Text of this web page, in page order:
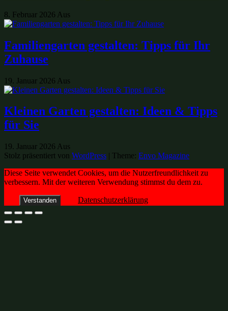
8. Februar 2026 Aus
Familiengarten gestalten: Tipps für Ihr
Zuhause
19. Januar 2026 Aus
Kleinen Garten gestalten: Ideen & Tipps
für Sie
19. Januar 2026 Aus
Stolz präsentiert von WordPress | Theme: Envo Magazine
Diese Seite verwendet Cookies, um die Nutzerfreundlichkeit zu
verbessern. Mit der weiteren Verwendung stimmst du dem zu.
Verstanden Datenschutzerklärung